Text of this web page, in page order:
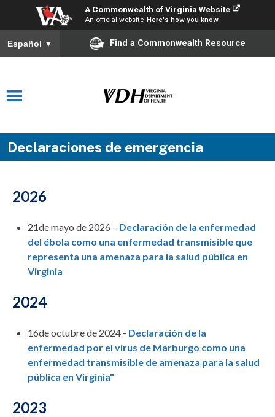
A Commonwealth of Virginia Website
An official website Here's how you know
Español ▼ Find a Commonwealth Resource
Declaraciones de emergencia
2026
21de mayo de 2026 – Declaración de la enfermedad
del ébola como una enfermedad transmisible que
representa una amenaza para la salud pública en
Virginia
2024
16de octubre de 2024 - Declaración de la
enfermedad por el virus de Marburgo como una
enfermedad transmisible de amenaza para la salud
pública en Virginia"
2023